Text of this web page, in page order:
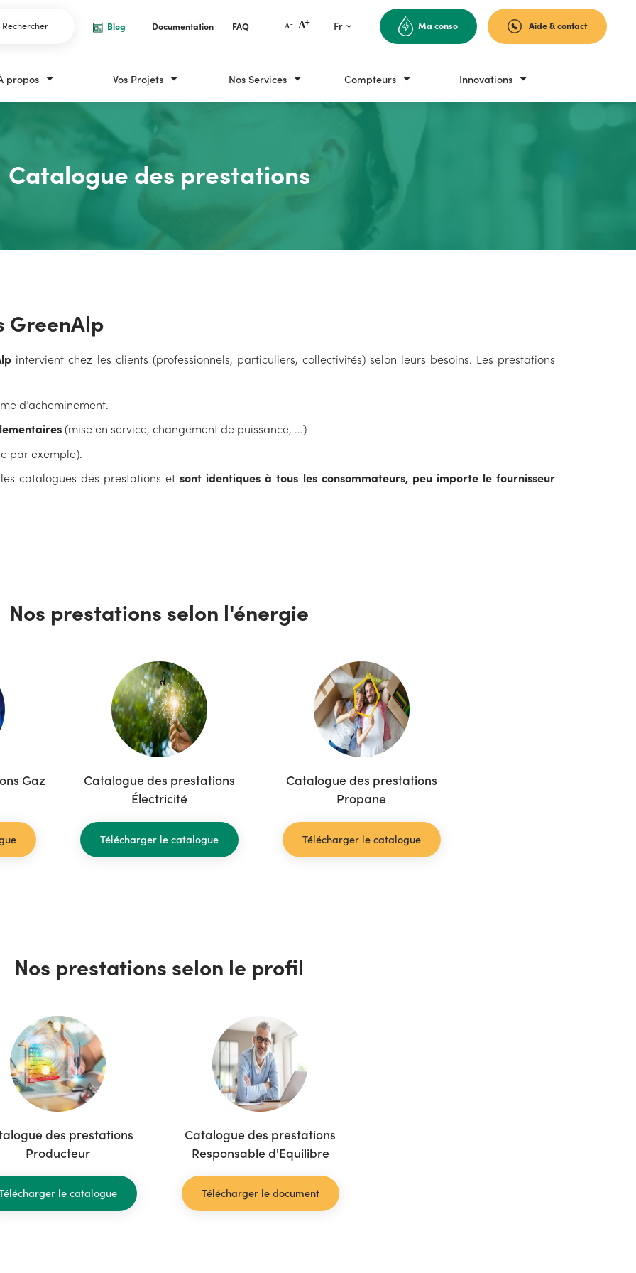
Rechercher Blog Documentation FAQ Fr Ma conso Aide & contact
propos Vos Projets Nos Services Compteurs Innovations
des prestations
Catalogue des prestations
GreenAlp
intervient chez les clients (professionnels, particuliers, collectivités) selon leurs besoins. Les prestations
d’acheminement.
(mise en service, changement de puissance, ...)
par exemple).
catalogues des prestations etsont identiques à tous les consommateurs, peu importe le fournisseur
Nos prestations selon l'énergie
Gaz
Catalogue des prestations
Électricité
Télécharger le catalogue
Catalogue des prestations
Propane
Télécharger le catalogue
Nos prestations selon le profil
des prestations
Producteur
le catalogue
Catalogue des prestations
Responsable d'Equilibre
Télécharger le document